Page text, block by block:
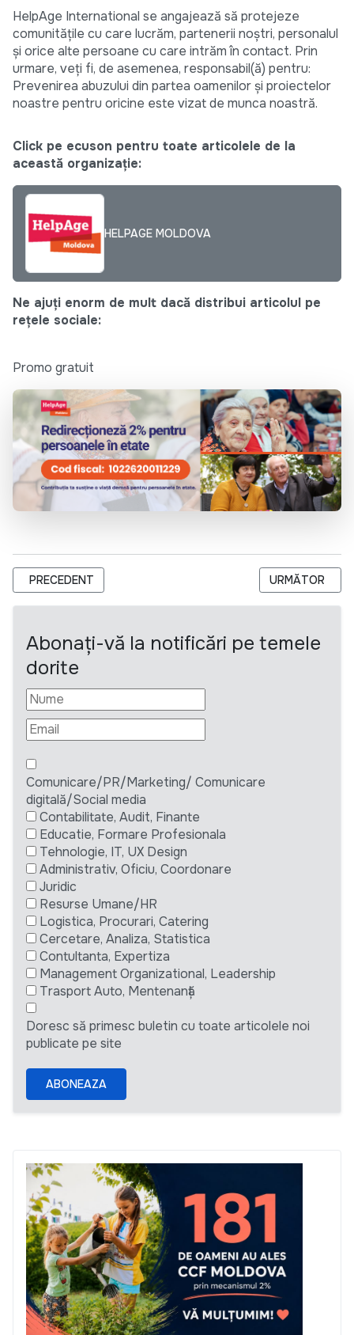
HelpAge International se angajează să protejeze
comunitățile cu care lucrăm, partenerii noștri, personalul
și orice alte persoane cu care intrăm în contact. Prin
urmare, veți fi, de asemenea, responsabil(ă) pentru:
Prevenirea abuzului din partea oamenilor și proiectelor
noastre pentru oricine este vizat de munca noastră.
Click pe ecuson pentru toate articolele de la
această organizație:
HELPAGE MOLDOVA
Ne ajuți enorm de mult dacă distribui articolul pe
rețele sociale:
Promo gratuit
ARTICOL PRECEDENT: TERMEN EXTINS: A.O. CENTRUL DE
PRECEDENT ARTICOLUL
URMĂTOR
Abonați-vă la notificări pe temele
dorite
Comunicare/PR/Marketing/ Comunicare
digitală/Social media
Contabilitate, Audit, Finante
Educatie, Formare Profesionala
Tehnologie, IT, UX Design
Administrativ, Oficiu, Coordonare
Juridic
Resurse Umane/HR
Logistica, Procurari, Catering
Cercetare, Analiza, Statistica
Contultanta, Expertiza
Management Organizational, Leadership
Trasport Auto, Mentenanță
Doresc să primesc buletin cu toate articolele noi
publicate pe site
ABONEAZA